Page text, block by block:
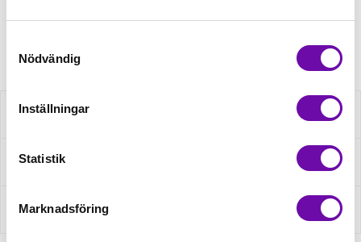
Nödvändig
Inställningar
Statistik
Marknadsföring
Beskrivning
Fråga om produkt
Recensioner